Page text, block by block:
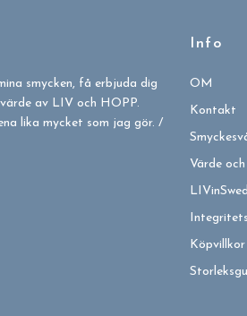
smycken, få erbjuda dig
av LIV och HOPP.
lika mycket som jag gör. /
Info
OM
Kontakt
Värde
Köpvillkor